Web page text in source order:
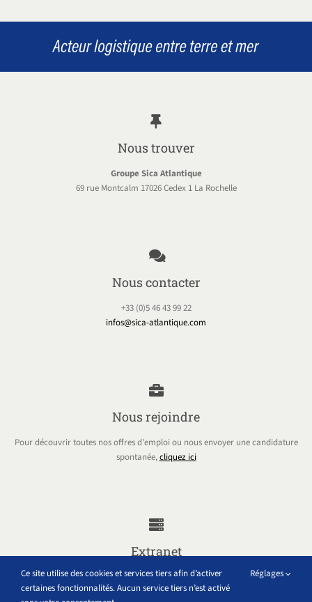
Nous trouver
Groupe Sica Atlantique
69 rue Montcalm 17026 Cedex 1 La Rochelle
Nous contacter
+33 (0)5 46 43 99 22
infos@sica-atlantique.com
Nous rejoindre
Pour découvrir toutes nos offres d'emploi ou nous envoyer une candidature
spontanée,cliquez ici
Extranet
Accéder à tous les outils internes au groupe Sica Atlantique
Ce site utilise des cookies et services tiers afin d’activer
certaines fonctionnalités. Aucun service tiers n’est activé
Réglages